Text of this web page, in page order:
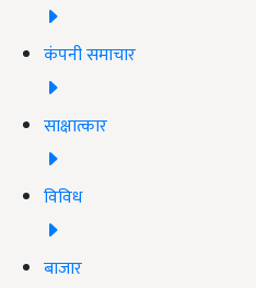
कंपनी समाचार
साक्षात्कार
विविध
बाजार